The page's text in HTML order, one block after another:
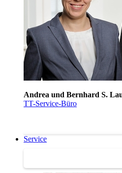
Andrea und Bernhard S.
TT-Service-Büro
Service